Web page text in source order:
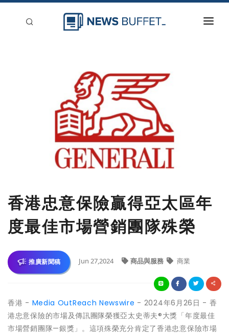
香港忠意保險贏得亞太區年
度最佳市場營銷團隊殊榮
推廣新聞稿 Jun 27,2024 商品與服務 商業
香港 - Media OutReach Newswire - 2024年6月26日 - 香
港忠意保險的市場及傳訊團隊榮獲亞太史蒂夫®大獎「年度最佳
市場營銷團隊—銀獎」。這項殊榮充分肯定了香港忠意保險市場